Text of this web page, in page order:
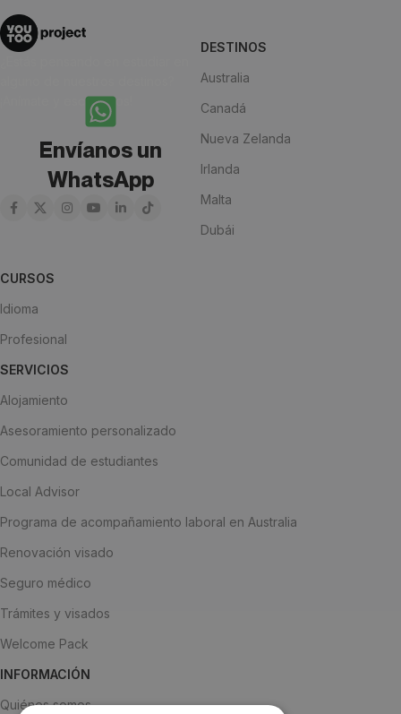
¡Anímate y escríbenos!
Envíanos un
WhatsApp
DESTINOS
Australia
Canadá
Nueva Zelanda
Irlanda
Malta
Dubái
CURSOS
Idioma
Profesional
SERVICIOS
Alojamiento
Asesoramiento personalizado
Comunidad de estudiantes
Local Advisor
Programa de acompañamiento laboral en Australia
Renovación visado
Seguro médico
Trámites y visados
Welcome Pack
INFORMACIÓN
Quiénes somos